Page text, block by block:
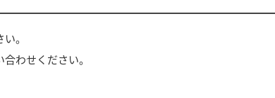
。
わせください。